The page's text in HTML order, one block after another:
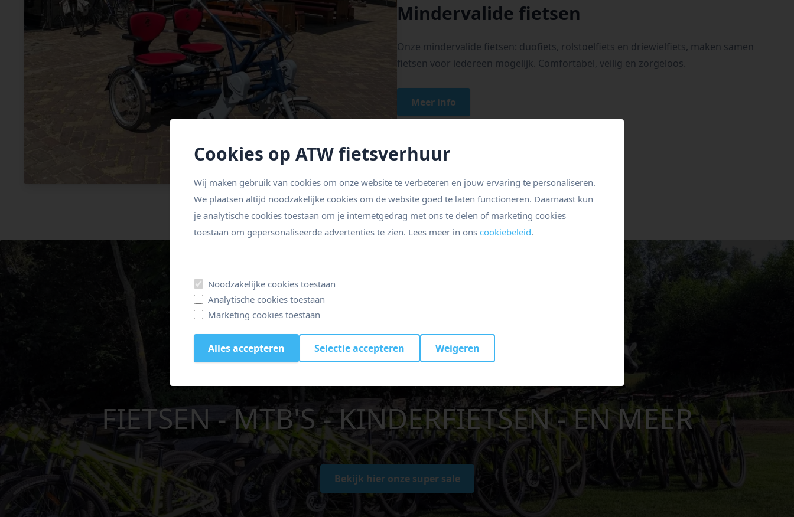
Mindervalide fietsen
Onze mindervalide fietsen: duofiets, rolstoelfiets en driewielfiets, maken samen
fietsen voor iedereen mogelijk. Comfortabel, veilig en zorgeloos.
Meer info
GIGANTISCHE UITVERKOOP
FIETSEN - MTB'S - KINDERFIETSEN - EN MEER
Bekijk hier onze super sale
Cookies op ATW fietsverhuur
Wij maken gebruik van cookies om onze website te verbeteren en jouw ervaring te personaliseren.
We plaatsen altijd noodzakelijke cookies om de website goed te laten functioneren. Daarnaast kun
je analytische cookies toestaan om je internetgedrag met ons te delen of marketing cookies
toestaan om gepersonaliseerde advertenties te zien. Lees meer in ons cookiebeleid.
Noodzakelijke cookies toestaan
Analytische cookies toestaan
Marketing cookies toestaan
Alles accepteren Selectie accepteren Weigeren